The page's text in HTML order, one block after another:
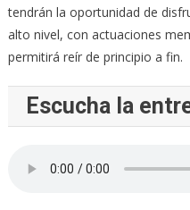
tendrán la oportunidad de
alto nivel, con actuaciones
permitirá reír de principio a fin.
Escucha la